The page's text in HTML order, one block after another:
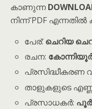
കാണുന്ന
നിന്ന് PDF
പേര്:ചെറിയ
രചന:
പ്രസിദ്ധീകരണ
താളുകളുടെ
പ്രസാധകർ: